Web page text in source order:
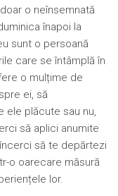
o neînsemnată
înapoi la
sunt o persoană
care se întâmplă în
o mulțime de
ei, să
ele plăcute sau nu,
să aplici anumite
să te depărtezi
o oarecare măsură
lor.